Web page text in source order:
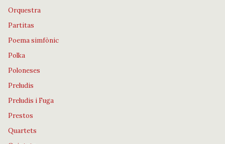
Orquestra
Partitas
Poema simfònic
Polka
Poloneses
Preludis
Preludis i Fuga
Prestos
Quartets